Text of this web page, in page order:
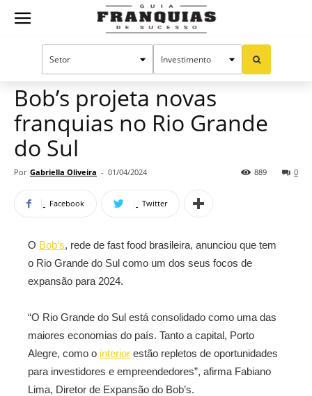
Guia
Mercado de franquias
Bob’s projeta novas
franquias no Rio Grande
do Sul
Por Gabriella Oliveira - 01/04/2024 0
889
Facebook Twitter
O Bob’s, rede de fast food brasileira, anunciou que tem
o Rio Grande do Sul como um dos seus focos de
expansão para 2024.
“O Rio Grande do Sul está consolidado como uma das
maiores economias do país. Tanto a capital, Porto
Alegre, como o interior estão repletos de oportunidades
para investidores e empreendedores”, afirma Fabiano
Lima, Diretor de Expansão do Bob’s.